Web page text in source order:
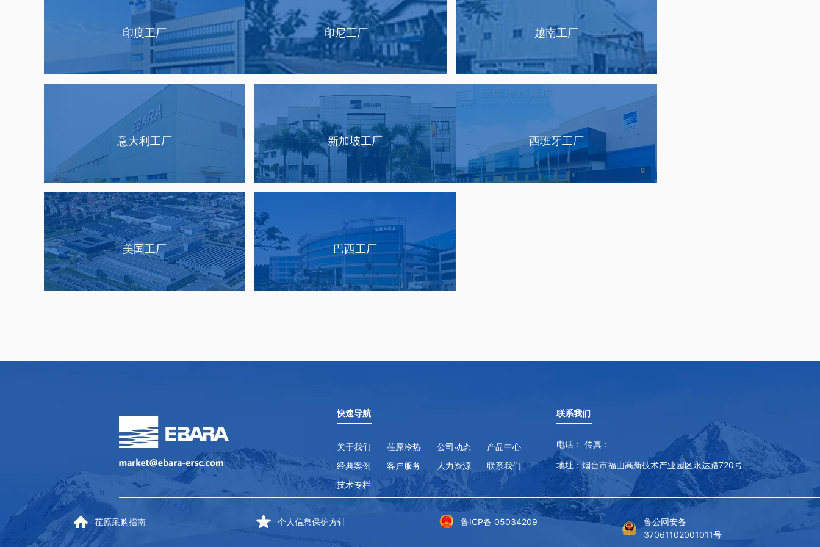
印度工厂 印尼工厂 越南工厂
意大利工厂 新加坡工厂 西班牙工厂
美国工厂 巴西工厂
快速导航
关于我们 荏原冷热 公司动态
产品中心
经典案例
客户服务 人力资源
联系我们
技术专栏
联系我们
电话： 传真：
地址：烟台市福山高新技术产业园区永达路720号
荏原采购指南 个人信息保护方针 鲁ICP备 05034209
鲁公网安备
37061102001011号